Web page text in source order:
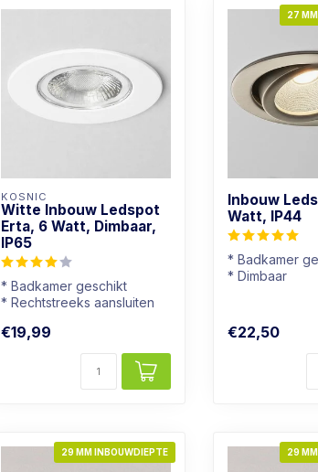
KOSNIC
Witte Inbouw Ledspot
Erta, 6 Watt, Dimbaar,
IP65
* Badkamer geschikt
* Rechtstreeks aansluiten
* Goed dimbaar
€19,99
27
Inbouw
Watt, IP44
* Badkamer
* Dimbaar
€22,50
29 MM INBOUWDIEPTE 29